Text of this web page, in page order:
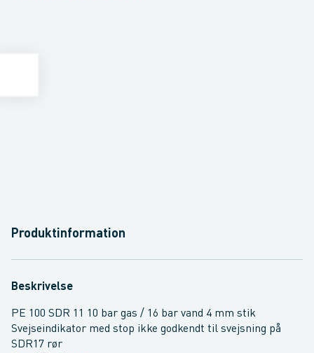
Produktinformation
Beskrivelse
PE 100 SDR 11 10 bar gas / 16 bar vand 4 mm stik
Svejseindikator med stop ikke godkendt til svejsning på
SDR17 rør